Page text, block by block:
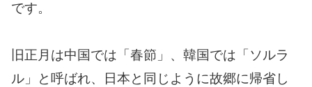
です。
旧正月は中国では「春節」、韓国では「ソルラ
ル」と呼ばれ、日本と同じように故郷に帰省し